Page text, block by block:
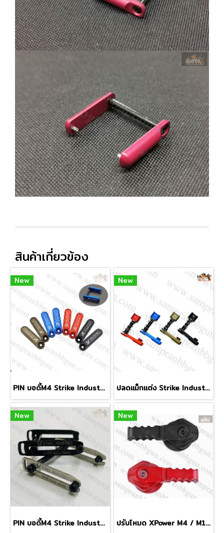
สินค้าเกี่ยวข้อง
New
PIN บอดี้M4 Strike Industries (กระดูกหมา) แต่ง
New
ปลดแม็กแต่ง Strike Industries
New
PIN บอดี้M4 Strike Industries (กระดูกหมา) แต่ง
New
ปรับโหมด XPower M4 / M16 ระบบไฟฟ้า